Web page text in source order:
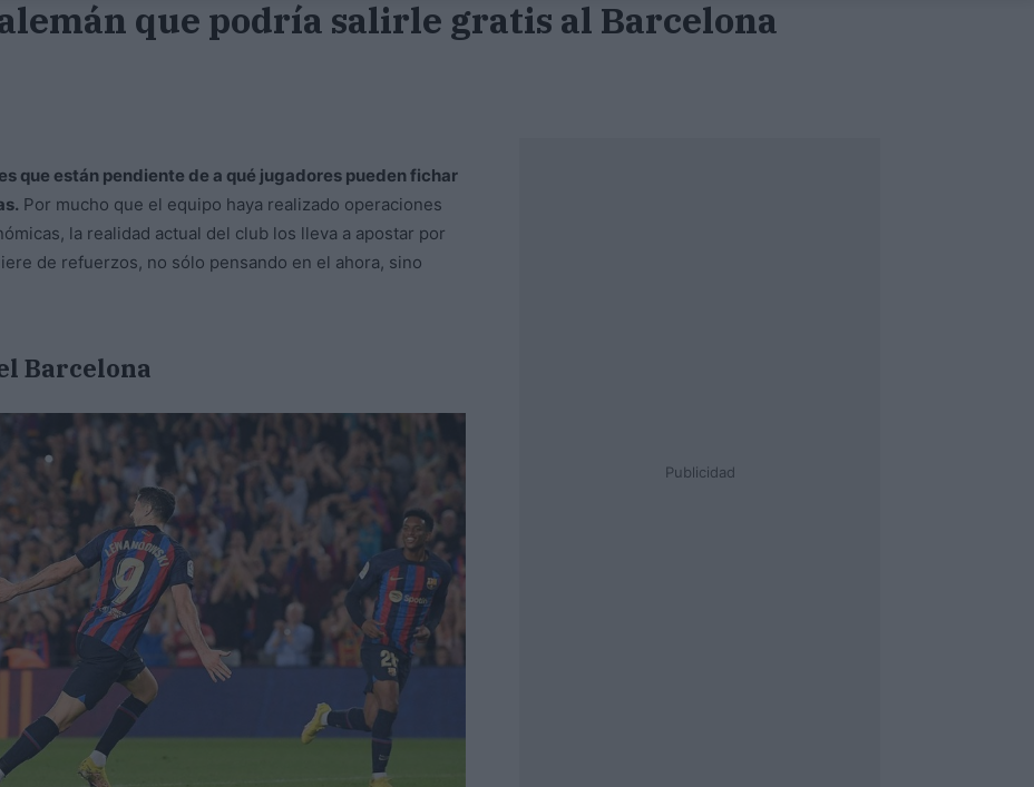
que podría salirle gratis al Barcelona
que están pendiente de a qué jugadores pueden fichar
Por mucho que el equipo haya realizado operaciones
la realidad actual del club los lleva a apostar por
de refuerzos, no sólo pensando en el ahora, sino
Barcelona
Publicidad